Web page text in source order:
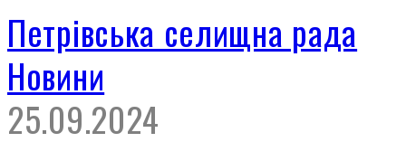
Петрівська селищна рада
Новини
25.09.2024